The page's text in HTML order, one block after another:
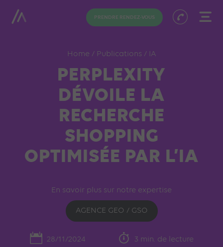
PRENDRE RENDEZ-VOUS
Home / Publications / IA
PERPLEXITY
DÉVOILE LA
RECHERCHE
SHOPPING
OPTIMISÉE PAR L’IA
En savoir plus sur notre expertise
AGENCE GEO / GSO
28/11/2024 3 min. de lecture